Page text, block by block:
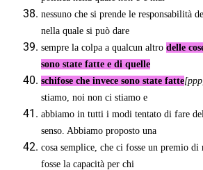
nessuno che si prende le responsabilità
nella quale si può dare
sempre la colpa a qualcun altro delle
sono state fatte e di quelle
schifose che invece sono state fatte
stiamo, noi non ci stiamo e
abbiamo in tutti i modi tentato di fare
senso. Abbiamo proposto una
cosa semplice, che ci fosse un premio di
fosse la capacità per chi